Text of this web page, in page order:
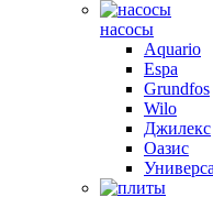
насосы
Aquario
Espa
Grundfos
Wilo
Джилекс
Оазис